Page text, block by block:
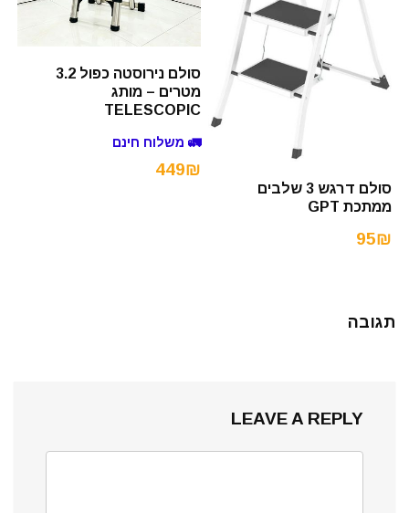
סולם דרגש 3 שלבים
ממתכת GPT
95₪
סולם נירוסטה כפול 3.2
מטרים – מותג
TELESCOPIC
🚛 משלוח חינם
449₪
תגובה
LEAVE A REPLY